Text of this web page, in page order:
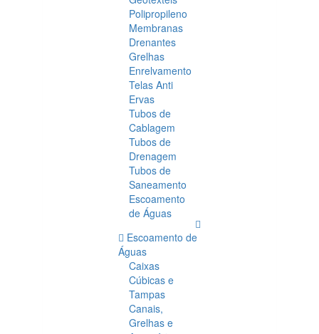
Polipropileno
Membranas
Drenantes
Grelhas
Enrelvamento
Telas Anti
Ervas
Tubos de
Cablagem
Tubos de
Drenagem
Tubos de
Saneamento
Escoamento
de Águas
Escoamento de
Águas
Caixas
Cúbicas e
Tampas
Canais,
Grelhas e